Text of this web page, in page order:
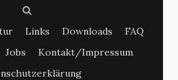
e
r
Links Downloads
FAQ
Jobs
Kontakt/Impressum